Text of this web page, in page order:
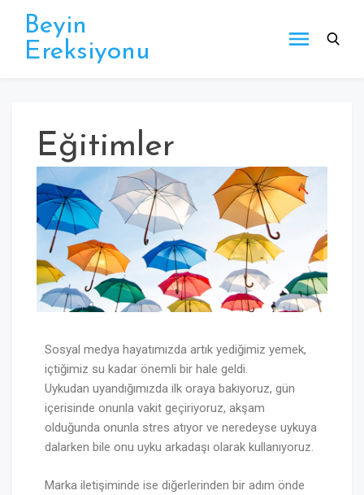
Beyin
Ereksiyonu
Eğitimler
Sosyal medya hayatımızda artık yediğimiz yemek,
içtiğimiz su kadar önemli bir hale geldi.
Uykudan uyandığımızda ilk oraya bakıyoruz, gün
içerisinde onunla vakit geçiriyoruz, akşam
olduğunda onunla stres atıyor ve neredeyse uykuya
dalarken bile onu uyku arkadaşı olarak kullanıyoruz.
Marka iletişiminde ise diğerlerinden bir adım önde